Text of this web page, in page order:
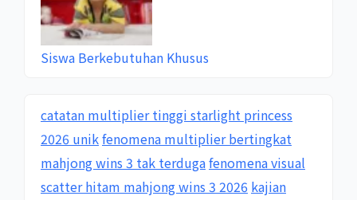
Siswa Berkebutuhan Khusus
catatan multiplier tinggi starlight princess
2026 unikfenomena multiplier bertingkat
mahjong wins 3 tak terdugafenomena visual
scatter hitam mahjong wins 3 2026 kajian